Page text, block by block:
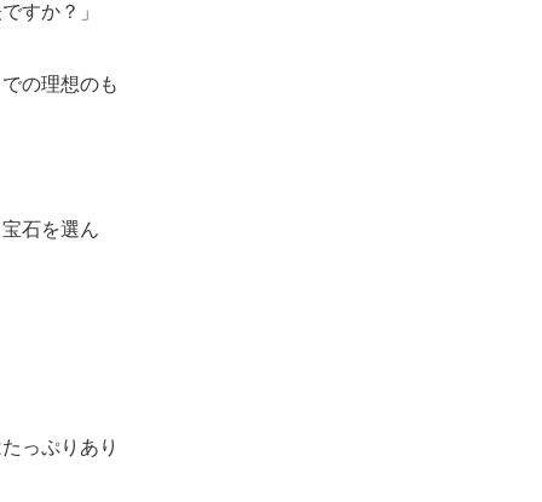
すか？」
の理想のも
石を選ん
っぷりあり